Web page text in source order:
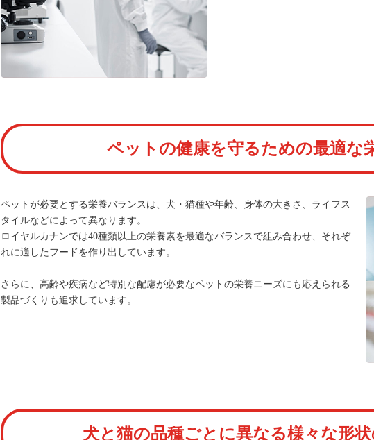
ペットの健康を守るための最適な
ペットが必要とする栄養バランスは、犬・猫種や年齢、身体の大きさ、ライフス
タイルなどによって異なります。
ロイヤルカナンでは40種類以上の栄養素を最適なバランスで組み合わせ、それぞ
れに適したフードを作り出しています。
さらに、高齢や疾病など特別な配慮が必要なペットの栄養ニーズにも応えられる
製品づくりも追求しています。
犬と猫の品種ごとに異なる様々な形状